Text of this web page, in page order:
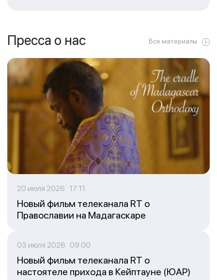
Пресса о нас Все материалы
20 июля 2026 17:11
Новый фильм телеканала RT о
Православии на Мадагаскаре
03 июля 2026 09:00
Новый фильм телеканала RT о
настоятеле прихода в Кейптауне (ЮАР)